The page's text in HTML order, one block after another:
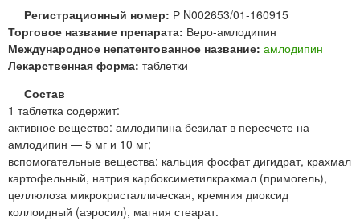
Регистрационный номер: Р N002653/01-160915
Торговое название препарата: Веро-амлодипин
Международное непатентованное название: амлодипин
Лекарственная форма: таблетки
Состав
1 таблетка содержит:
активное вещество: амлодипина безилат в пересчете на
амлодипин — 5 мг и 10 мг;
вспомогательные вещества: кальция фосфат дигидрат, крахмал
картофельный, натрия карбоксиметилкрахмал (примогель),
целлюлоза микрокристаллическая, кремния диоксид
коллоидный (аэросил), магния стеарат.